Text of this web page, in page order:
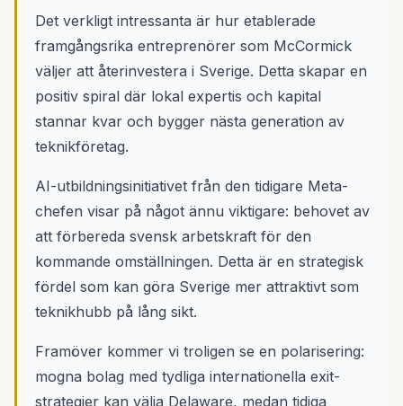
Det verkligt intressanta är hur etablerade
framgångsrika entreprenörer som McCormick
väljer att återinvestera i Sverige. Detta skapar en
positiv spiral där lokal expertis och kapital
stannar kvar och bygger nästa generation av
teknikföretag.
AI-utbildningsinitiativet från den tidigare Meta-
chefen visar på något ännu viktigare: behovet av
att förbereda svensk arbetskraft för den
kommande omställningen. Detta är en strategisk
fördel som kan göra Sverige mer attraktivt som
teknikhubb på lång sikt.
Framöver kommer vi troligen se en polarisering:
mogna bolag med tydliga internationella exit-
strategier kan välja Delaware, medan tidiga